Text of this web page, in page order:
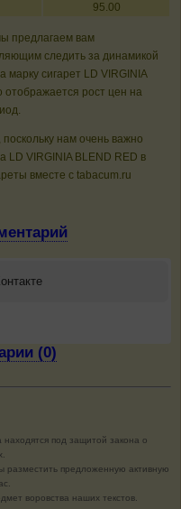
95.00
предлагаем вам
следить за динамикой
марку сигарет LD VIRGINIA
рост цен на
нам очень важно
LD VIRGINIA BLEND RED в
вместе с tabacum.ru
(0)
под защитой закона о
разместить предложенную активную
воровства наших текстов.